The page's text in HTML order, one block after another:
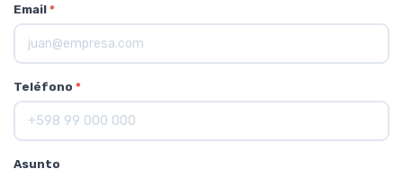
Email *
Teléfono *
Asunto